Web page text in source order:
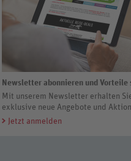
Newsletter abonnieren und Vorteile
Mit unserem Newsletter erhalten
exklusive neue Angebote und
Jetzt anmelden